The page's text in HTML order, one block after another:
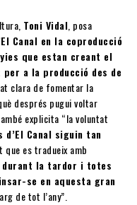
Toni Vidal, posa
Canal en la coproducció
que estan creant el
a la producció des de
clara de fomentar la
després pugui voltar
explicita “la voluntat
d’El Canal siguin tan
es tradueix amb
durant la tardor i totes
se en aquesta gran
de tot l’any”.